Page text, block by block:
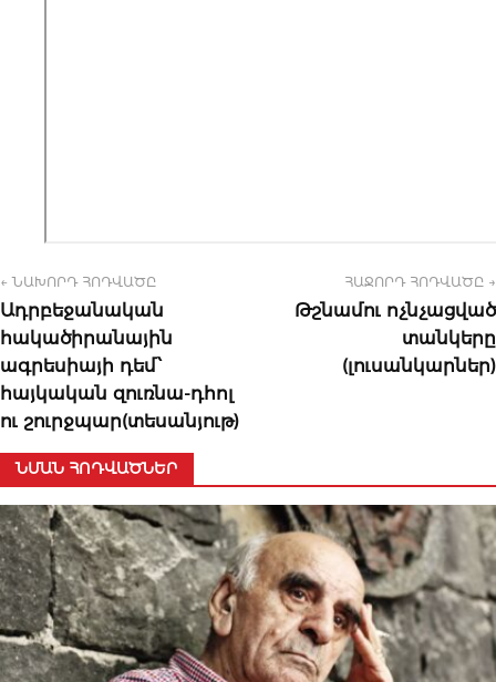
← ՆԱԽՈՐԴ ՀՈԴՎԱԾԸ
Ադրբեջանական
հակածիրանային
ագրեսիայի դեմ՝
հայկական զուռնա-դհոլ
ու շուրջպար(տեսանյութ)
ՀԱՋՈՐԴ ՀՈԴՎԱԾԸ →
Թշնամու ոչնչացված
տանկերը
(լուսանկարներ)
ՆՄԱՆ ՀՈԴՎԱԾՆԵՐ